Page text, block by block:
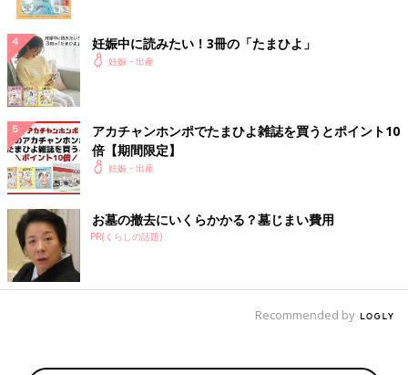
妊娠中に読みたい！3冊の「たまひよ」
妊娠・出産
アカチャンホンポでたまひよ雑誌を買うとポイント10
倍【期間限定】
妊娠・出産
お墓の撤去にいくらかかる？墓じまい費用
PR(くらしの話題)
Recommended by